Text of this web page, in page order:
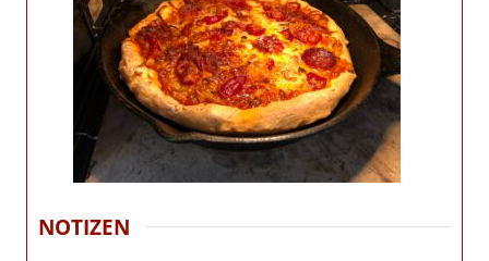
NOTIZEN